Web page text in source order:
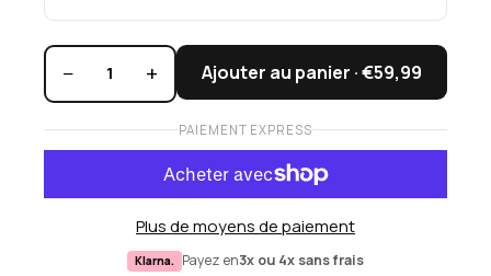
− 1 + Ajouter au panier ·€59,99
PAIEMENT EXPRESS
Plus de moyens de paiement
Klarna. Payez en3x ou 4x sans frais